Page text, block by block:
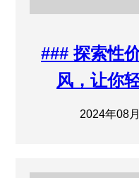
### 探索性
风，让你
2024年08